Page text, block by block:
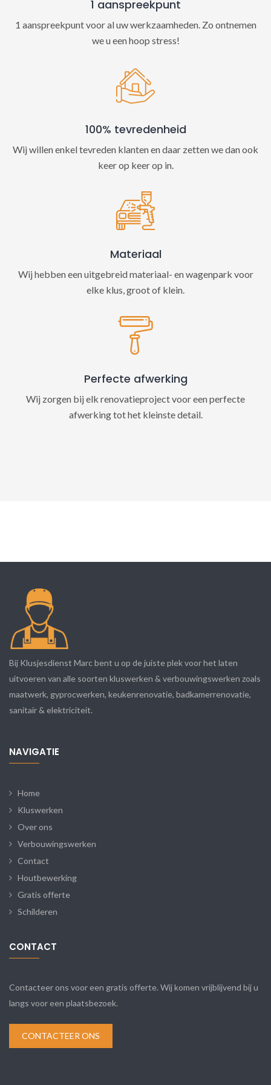
1 aanspreekpunt
1 aanspreekpunt voor al uw werkzaamheden. Zo ontnemen
we u een hoop stress!
100% tevredenheid
Wij willen enkel tevreden klanten en daar zetten we dan ook
keer op keer op in.
Materiaal
Wij hebben een uitgebreid materiaal- en wagenpark voor
elke klus, groot of klein.
Perfecte afwerking
Wij zorgen bij elk renovatieproject voor een perfecte
afwerking tot het kleinste detail.
Bij Klusjesdienst Marc bent u op de juiste plek voor het laten
uitvoeren van alle soorten kluswerken & verbouwingswerken zoals
maatwerk, gyprocwerken, keukenrenovatie, badkamerrenovatie,
sanitair & elektriciteit.
NAVIGATIE
Home
Kluswerken
Over ons
Verbouwingswerken
Contact
Houtbewerking
Gratis offerte
Schilderen
CONTACT
Contacteer ons voor een gratis offerte. Wij komen vrijblijvend bij u
langs voor een plaatsbezoek.
CONTACTEER ONS